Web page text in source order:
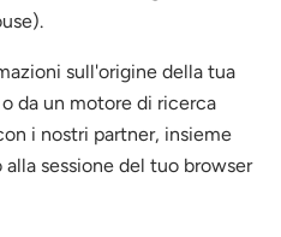
sull'origine della tua
da un motore di ricerca
i nostri partner, insieme
alla sessione del tuo browser